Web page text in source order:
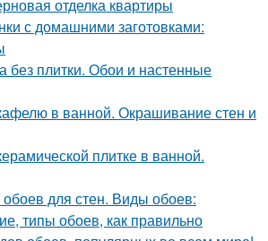
отделка квартиры
с домашними заготовками:
без плитки. Обои и настенные
в ванной. Окрашивание стен и
плитке в ванной.
обоев для стен. Виды обоев:
типы обоев, как правильно